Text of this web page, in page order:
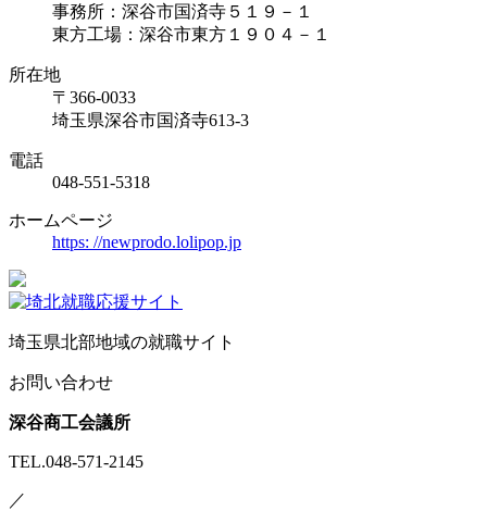
事務所：深谷市国済寺５１９－１
東方工場：深谷市東方１９０４－１
所在地
〒366-0033
埼玉県深谷市国済寺613-3
電話
048-551-5318
ホームページ
https: //newprodo.lolipop.jp
埼玉県北部地域の就職サイト
お問い合わせ
深谷商工会議所
TEL.048-571-2145
／